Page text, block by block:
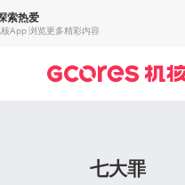
七大罪
索热爱
App 浏览更多精彩内容